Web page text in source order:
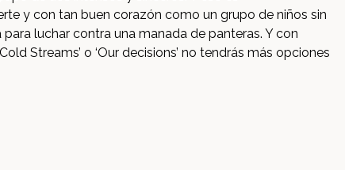
y con tan buen corazón como un grupo de niños sin
luchar contra una manada de panteras. Y con
Streams’ o ‘Our decisions’ no tendrás más opciones